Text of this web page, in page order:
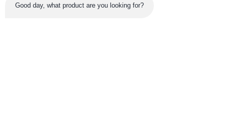
Good day, what product are you looking for?